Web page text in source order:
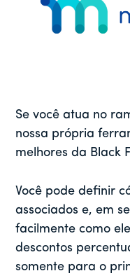
Se você atua no
nossa própria
melhores da Black
Você pode definir
associados e, em
facilmente como
descontos
somente para o